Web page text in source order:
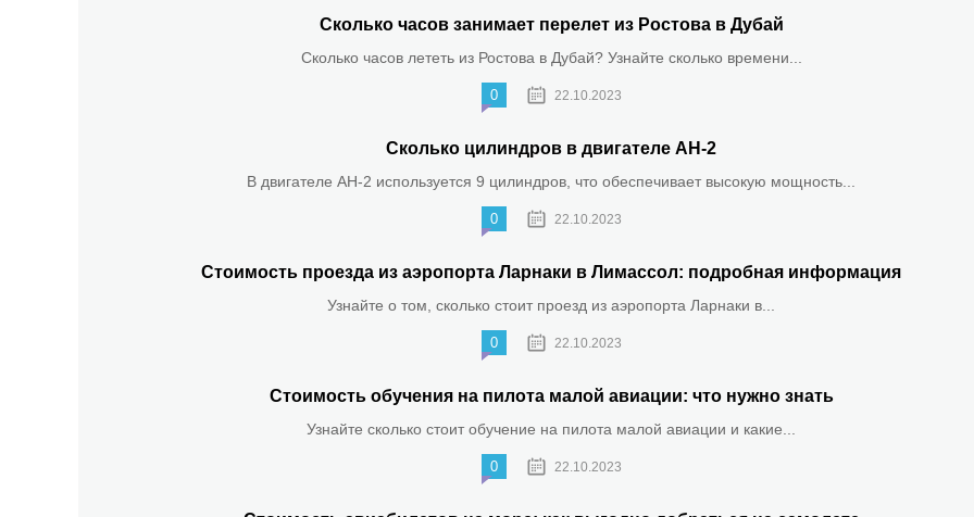
Сколько часов занимает перелет из Ростова в Дубай
Сколько часов лететь из Ростова в Дубай? Узнайте сколько времени...
0 22.10.2023
Сколько цилиндров в двигателе АН-2
В двигателе АН-2 используется 9 цилиндров, что обеспечивает высокую мощность...
0 22.10.2023
Стоимость проезда из аэропорта Ларнаки в Лимассол: подробная информация
Узнайте о том, сколько стоит проезд из аэропорта Ларнаки в...
0 22.10.2023
Стоимость обучения на пилота малой авиации: что нужно знать
Узнайте сколько стоит обучение на пилота малой авиации и какие...
0 22.10.2023